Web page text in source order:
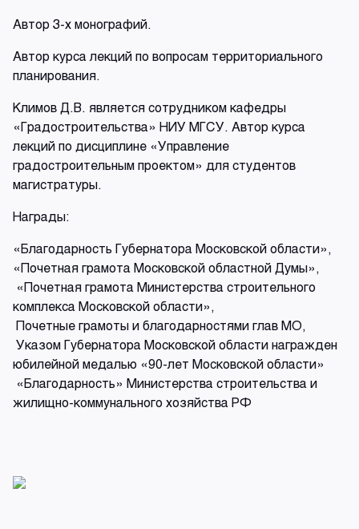
Автор 3-х монографий.
Автор курса лекций по вопросам территориального
планирования.
Климов Д.В. является сотрудником кафедры
«Градостроительства» НИУ МГСУ. Автор курса
лекций по дисциплине «Управление
градостроительным проектом» для студентов
магистратуры.
Награды:
«Благодарность Губернатора Московской области»,
«Почетная грамота Московской областной Думы»,
«Почетная грамота Министерства строительного
комплекса Московской области»,
Почетные грамоты и благодарностями глав МО,
Указом Губернатора Московской области награжден
юбилейной медалью «90-лет Московской области»
«Благодарность» Министерства строительства и
жилищно-коммунального хозяйства РФ